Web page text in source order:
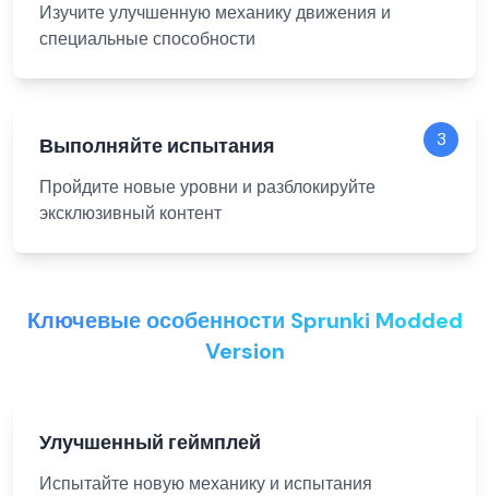
Изучите улучшенную механику движения и
специальные способности
3
Выполняйте испытания
Пройдите новые уровни и разблокируйте
эксклюзивный контент
Ключевые особенности Sprunki Modded
Version
Улучшенный геймплей
Испытайте новую механику и испытания